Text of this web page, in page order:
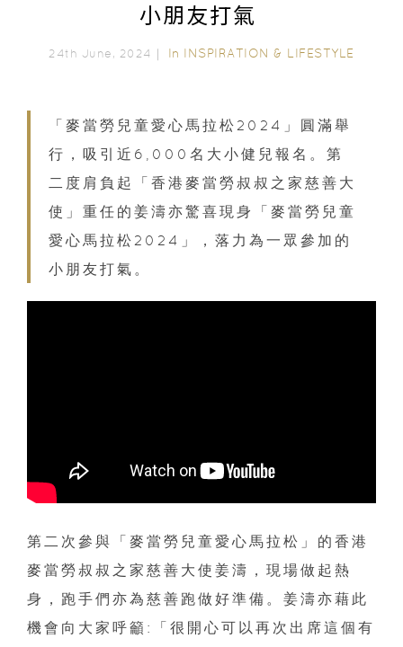
小朋友打氣
24th June, 2024｜ In INSPIRATION & LIFESTYLE
「麥當勞兒童愛心馬拉松2024」圓滿舉
行，吸引近6,000名大小健兒報名。第
二度肩負起「香港麥當勞叔叔之家慈善大
使」重任的姜濤亦驚喜現身「麥當勞兒童
愛心馬拉松2024」，落力為一眾參加的
小朋友打氣。
第二次參與「麥當勞兒童愛心馬拉松」的香港
麥當勞叔叔之家慈善大使姜濤，現場做起熱
身，跑手們亦為慈善跑做好準備。姜濤亦藉此
機會向大家呼籲:「很開心可以再次出席這個有